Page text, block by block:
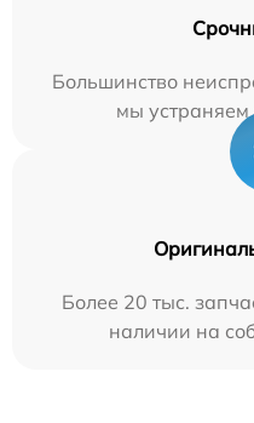
Большинство
мы устраняем
Более 20 тыс.
наличии на